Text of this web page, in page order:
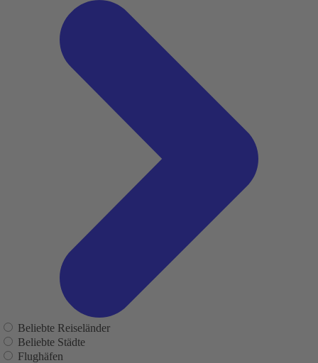
Beliebte Reiseländer
Beliebte Städte
Flughäfen